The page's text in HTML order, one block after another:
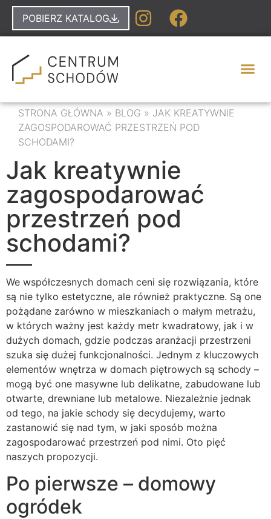
POBIERZ KATALOG
STRONA GŁÓWNA » BLOG » JAK KREATYWNIE
ZAGOSPODAROWAĆ PRZESTRZEŃ POD
SCHODAMI?
Jak kreatywnie
zagospodarować
przestrzeń pod
schodami?
We współczesnych domach ceni się rozwiązania, które
są nie tylko estetyczne, ale również praktyczne. Są one
pożądane zarówno w mieszkaniach o małym metrażu,
w których ważny jest każdy metr kwadratowy, jak i w
dużych domach, gdzie podczas aranżacji przestrzeni
szuka się dużej funkcjonalności. Jednym z kluczowych
elementów wnętrza w domach piętrowych są schody –
mogą być one masywne lub delikatne, zabudowane lub
otwarte, drewniane lub metalowe. Niezależnie jednak
od tego, na jakie schody się decydujemy, warto
zastanowić się nad tym, w jaki sposób można
zagospodarować przestrzeń pod nimi. Oto pięć
naszych propozycji.
Po pierwsze – domowy
ogródek